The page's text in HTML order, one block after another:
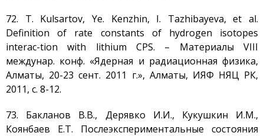
72. T. Kulsartov, Ye. Kenzhin, I. Tazhibayeva, et al.
Definition of rate constants of hydrogen isotopes
interac-tion with lithium CPS. – Материалы VIII
междунар. конф. «Ядерная и радиационная физика,
Алматы, 20-23 сент. 2011 г.», Алматы, ИЯФ НЯЦ РК,
2011, с. 8-12.
73. Бакланов В.В., Дерявко И.И., Кукушкин И.М.,
Коянбаев Е.Т. Послеэкспериментальные состояния